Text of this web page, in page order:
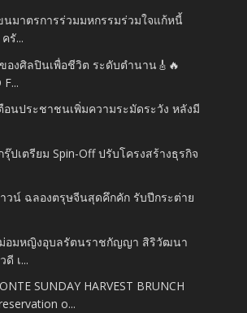
มาตรการร่วมมหกรรมร่วมใจแก้หนี้
รั...
องศิลปินเพื่อชีวิต ระดับตำนาน🎸🔥
F...
อนประชาชนเพิ่มความระมัดระวัง หลังมี
รุ๊ปเตรียม Spin-Off ปรับโครงสร้างธุรกิจ
วน์ ฉลองตรุษจีนสุดคึกคัก รับปีกระต่าย
อมหญิงอุบลรัตนราชกัญญา สิริวัฒนา
เ...
SUNDAY HARVEST BRUNCH
o...